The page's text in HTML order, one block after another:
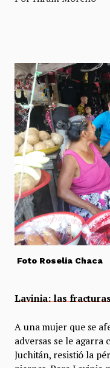
Foto Roselia Chaca
Lavinia: las
A una mujer que se
adversas se le agarra
Juchitán, resistió la